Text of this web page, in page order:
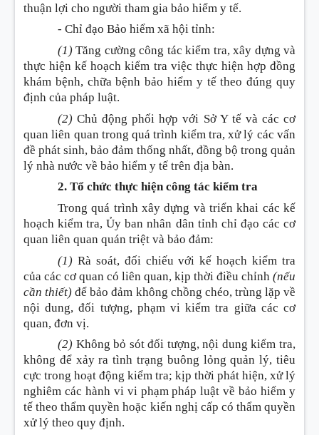
thuận lợi cho người tham gia bảo hiểm y tế.
- Chỉ đạo Bảo hiểm xã hội tỉnh:
(1) Tăng cường công tác kiểm tra, xây dựng và
thực hiện kế hoạch kiểm tra việc thực hiện hợp đồng
khám bệnh, chữa bệnh bảo hiểm y tế theo đúng quy
định của pháp luật.
(2) Chủ động phối hợp với Sở Y tế và các cơ
quan liên quan trong quá trình kiểm tra, xử lý các vấn
đề phát sinh, bảo đảm thống nhất, đồng bộ trong quản
lý nhà nước về bảo hiểm y tế trên địa bàn.
2. Tổ chức thực hiện công tác kiểm tra
Trong quá trình xây dựng và triển khai các kế
hoạch kiểm tra, Ủy ban nhân dân tỉnh chỉ đạo các cơ
quan liên quan quán triệt và bảo đảm:
(1) Rà soát, đối chiếu với kế hoạch kiểm tra
của các cơ quan có liên quan, kịp thời điều chỉnh (nếu
cần thiết) để bảo đảm không chồng chéo, trùng lặp về
nội dung, đối tượng, phạm vi kiểm tra giữa các cơ
quan, đơn vị.
(2) Không bỏ sót đối tượng, nội dung kiểm tra,
không để xảy ra tình trạng buông lỏng quản lý, tiêu
cực trong hoạt động kiểm tra; kịp thời phát hiện, xử lý
nghiêm các hành vi vi phạm pháp luật về bảo hiểm y
tế theo thẩm quyền hoặc kiến nghị cấp có thẩm quyền
xử lý theo quy định.